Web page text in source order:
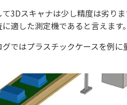
て3Dスキャナは少し精度は劣り
適した測定機であると言えます。
ではプラスチックケースを例